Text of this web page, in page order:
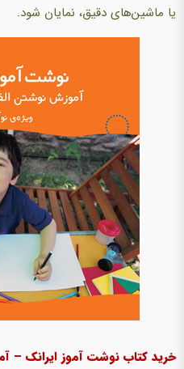
یا ماشین‌های دقیق، نمایان شود.
خرید کتاب نوشت آموز ایرانک